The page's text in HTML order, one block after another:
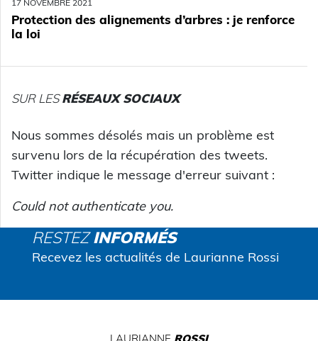
17 NOVEMBRE 2021
Protection des alignements d’arbres : je renforce
la loi
SUR LESRÉSEAUX SOCIAUX
Nous sommes désolés mais un problème est
survenu lors de la récupération des tweets.
Twitter indique le message d'erreur suivant :
Could not authenticate you.
RESTEZINFORMÉS
Recevez les actualités de Laurianne Rossi